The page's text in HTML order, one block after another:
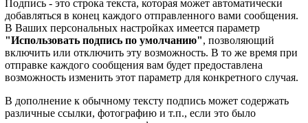
Подпись - это строка текста, которая может автоматически
добавляться в конец каждого отправленного вами сообщения.
В Ваших персональных настройках имеется параметр
"Использовать подпись по умолчанию", позволяющий
включить или отключить эту возможность. В то же время при
отправке каждого сообщения вам будет предоставлена
возможность изменить этот параметр для конкретного случая.
В дополнение к обычному тексту подпись может содержать
различные ссылки, фотографию и т.п., если это было